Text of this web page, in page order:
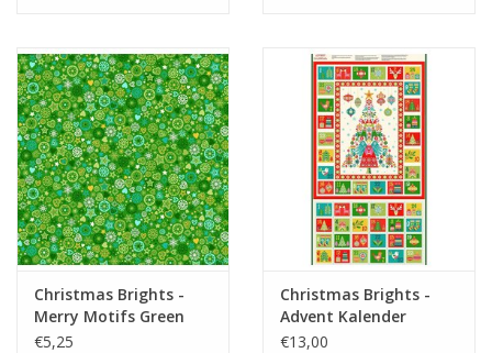
Christmas Brights -
Merry Motifs Green
€5,25
Christmas Brights -
Advent Kalender
€13,00